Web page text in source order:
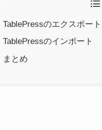
TablePressのエクスポート
TablePressのインポート
まとめ